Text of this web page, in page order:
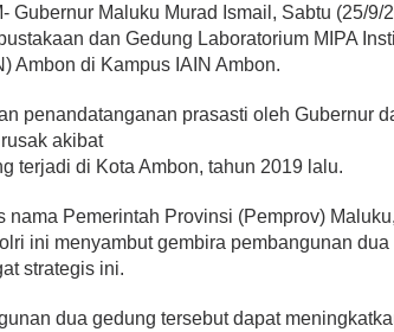
Gubernur Maluku Murad Ismail, Sabtu (25/9/
dan Gedung Laboratorium MIPA
Ambon di Kampus IAIN Ambon.
penandatanganan prasasti oleh Gubernur
akibat
terjadi di Kota Ambon, tahun 2019 lalu.
nama Pemerintah Provinsi (Pemprov) Maluku,
ini menyambut gembira pembangunan dua
strategis ini.
dua gedung tersebut dapat